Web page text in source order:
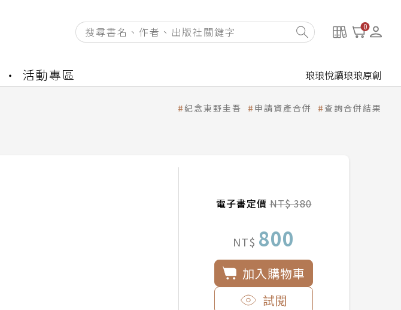
0
活動專區 琅琅悅讀琅琅原創
紀念東野圭吾 申請資產合併 查詢合併結果
電子書定價NT$ 380
NT$ 800
加入購物車
試閱